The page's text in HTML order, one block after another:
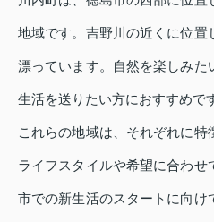
地域です。吉野川の近くに位置
漂っています。自然を楽しみた
生活を送りたい方におすすめで
これらの地域は、それぞれに
ライフスタイルや希望に合わせ
市での新生活のスタートに向け